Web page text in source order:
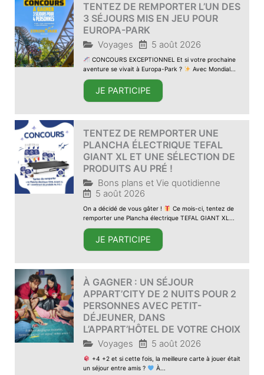
TENTEZ DE REMPORTER L’UN DES
3 SÉJOURS MIS EN JEU POUR
EUROPA-PARK
Voyages 5 août 2026
CONCOURS EXCEPTIONNEL Et si votre prochaine
aventure se vivait à Europa-Park ?
Avec Mondial...
JE PARTICIPE
TENTEZ DE REMPORTER UNE
PLANCHA ÉLECTRIQUE TEFAL
GIANT XL ET UNE SÉLECTION DE
PRODUITS AU PRÉ !
Bons plans et Vie quotidienne
5 août 2026
On a décidé de vous gâter !
Ce mois-ci, tentez de
remporter une Plancha électrique TEFAL GIANT XL...
JE PARTICIPE
À GAGNER : UN SÉJOUR
APPART’CITY DE 2 NUITS POUR 2
PERSONNES AVEC PETIT-
DÉJEUNER, DANS
L’APPART’HÔTEL DE VOTRE CHOIX
Voyages 5 août 2026
+4 +2 et si cette fois, la meilleure carte à jouer était
un séjour entre amis ?
À...